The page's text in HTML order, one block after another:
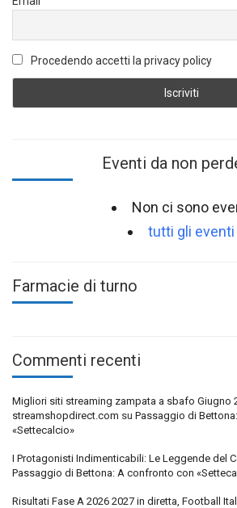
Procedendo accetti la privacy policy
Eventi da non
Non ci sono
tutti gli eventi
Farmacie di turno
Commenti recenti
Migliori siti streaming zampata a sbafo Giugno
streamshopdirect.com su Passaggio di
«Settecalcio»
I Protagonisti Indimenticabili: Le Leggende del
Passaggio di Bettona: A confronto con
Risultati Fase A 2026 2027 in diretta, Football